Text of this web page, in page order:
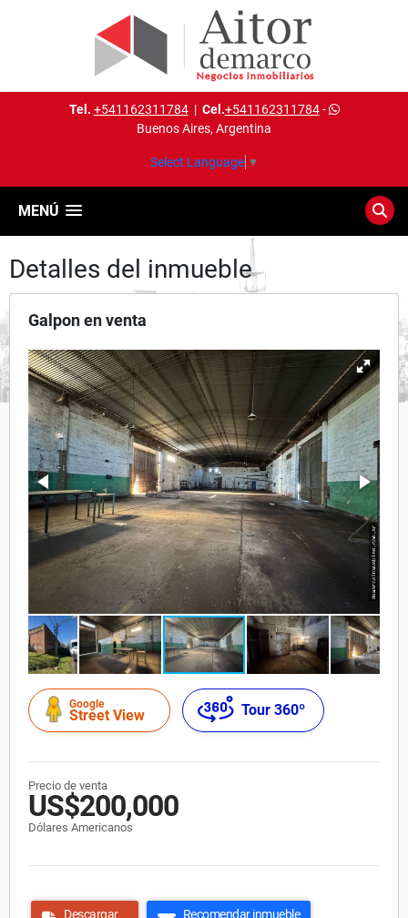
Tel. +541162311784| Cel.+541162311784-
Buenos Aires, Argentina
Select Language ▼
MENÚ
Detalles del inmueble
Galpon en venta
Google
Street View Tour 360º
Precio de venta
US$200,000
Dólares Americanos
Descargar
Recomendar inmueble